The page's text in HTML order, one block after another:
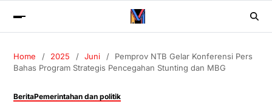
Home 2025 Juni
Pemprov NTB Gelar Konferensi Pers
Bahas Program Strategis Pencegahan Stunting dan MBG
BeritaPemerintahan dan politik